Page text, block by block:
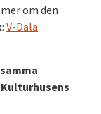
om den
: V-Dala